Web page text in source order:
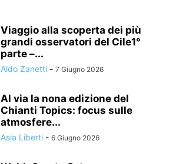
Viaggio alla scoperta dei più
grandi osservatori del Cile1°
parte –...
Aldo Zanetti - 7 Giugno 2026
Al via la nona edizione del
Chianti Topics: focus sulle
atmosfere...
Asia Liberti - 6 Giugno 2026